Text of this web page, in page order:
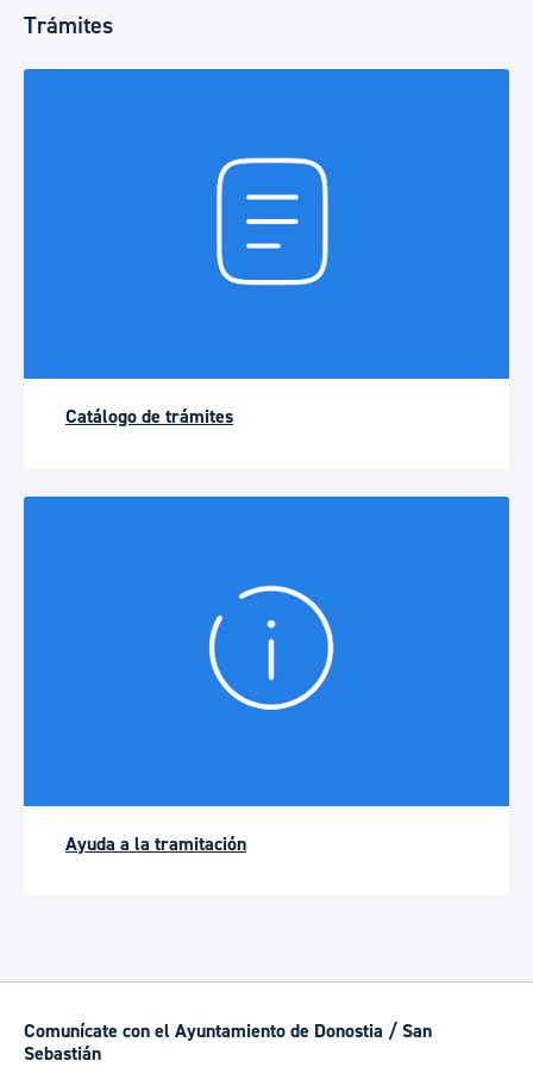
Trámites
Catálogo de trámites
Ayuda a la tramitación
Comunícate con el Ayuntamiento de Donostia / San
Sebastián